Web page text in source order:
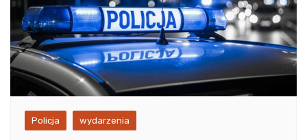
Policja wydarzenia